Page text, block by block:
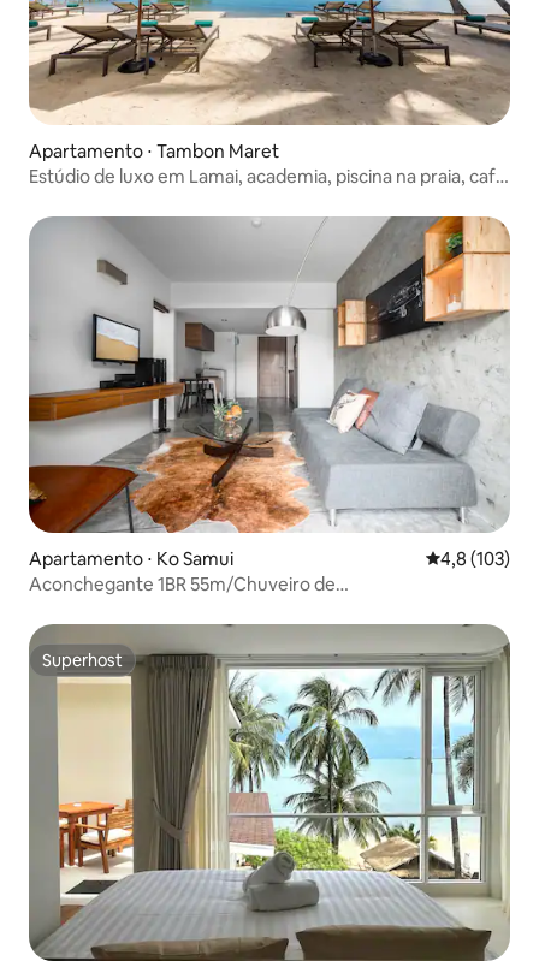
Apartamento ⋅ Tambon Maret
Estúdio de luxo em Lamai, academia, piscina na praia, café
Apartamento ⋅ Ko Samui 4,8 de uma
4,8 (103)
Aconchegante 1BR 55m/Chuveiro de
Superhost
Superhost